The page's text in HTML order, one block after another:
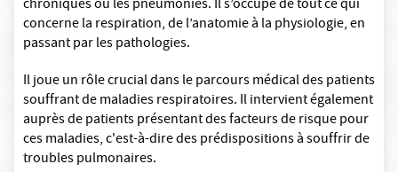
chroniques ou les pneumonies. Il s’occupe de tout ce qui
concerne la respiration, de l’anatomie à la physiologie, en
passant par les pathologies.
Il joue un rôle crucial dans le parcours médical des patients
souffrant de maladies respiratoires. Il intervient également
auprès de patients présentant des facteurs de risque pour
ces maladies, c'est-à-dire des prédispositions à souffrir de
troubles pulmonaires.